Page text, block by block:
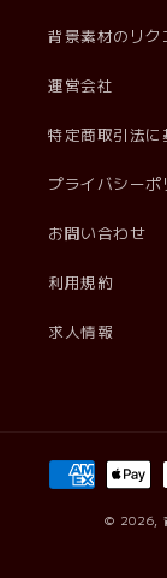
背景素材のリク
運営会社
特定商取引法に
プライバシーポ
お問い合わせ
利用規約
求人情報
決
済
© 2026,